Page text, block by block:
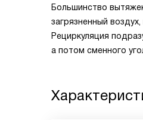
Большинство
загрязненный
Рециркуляция
а потом сменного